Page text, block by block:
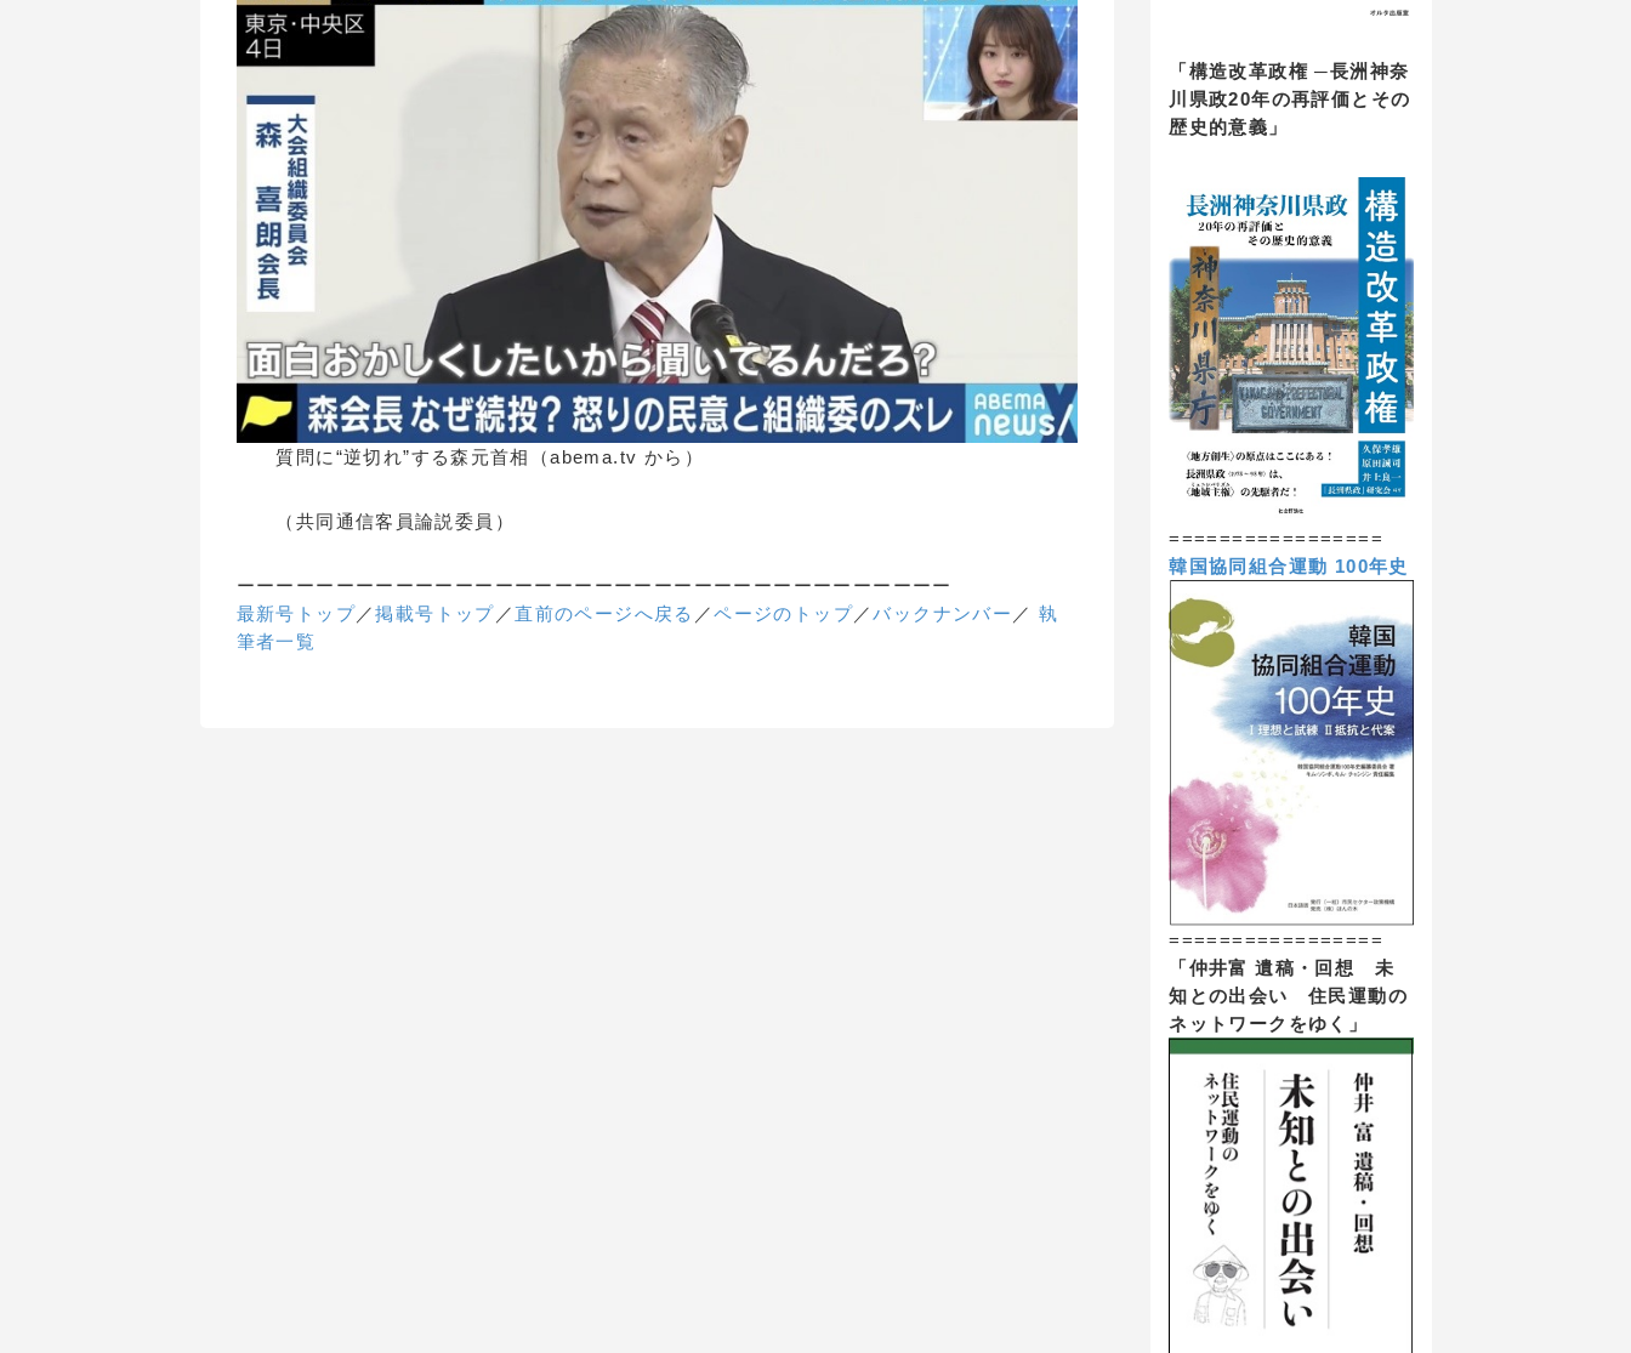
質問に“逆切れ”する森元首相（abema.tv から）
（共同通信客員論説委員）
ーーーーーーーーーーーーーーーーーーーーーーーーーーーーーーーーーーーー
最新号トップ／掲載号トップ ／直前のページへ戻る ／ページのトップ／バックナンバー ／ 執
筆者一覧
「構造改革政権 ─長洲神奈
川県政20年の再評価とその
歴史的意義」
=================
韓国協同組合運動 100年史
=================
「仲井富 遺稿・回想 未
知との出会い 住民運動の
ネットワークをゆく」